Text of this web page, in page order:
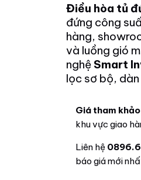
Điều hòa tủ
đứng công
hàng,
và luồng gió
nghệ Smart
lọc sơ bộ,
Giá tham
khu vực giao
Liên hệ
báo giá mới